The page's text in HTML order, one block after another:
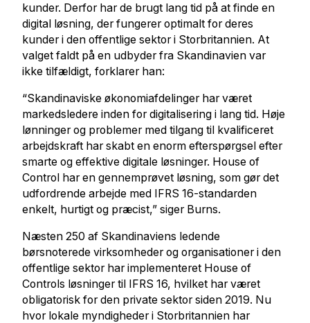
kunder. Derfor har de brugt lang tid på at finde en
digital løsning, der fungerer optimalt for deres
kunder i den offentlige sektor i Storbritannien. At
valget faldt på en udbyder fra Skandinavien var
ikke tilfældigt, forklarer han:
“Skandinaviske økonomiafdelinger har været
markedsledere inden for digitalisering i lang tid. Høje
lønninger og problemer med tilgang til kvalificeret
arbejdskraft har skabt en enorm efterspørgsel efter
smarte og effektive digitale løsninger. House of
Control har en gennemprøvet løsning, som gør det
udfordrende arbejde med IFRS 16-standarden
enkelt, hurtigt og præcist,” siger Burns.
Næsten 250 af Skandinaviens ledende
børsnoterede virksomheder og organisationer i den
offentlige sektor har implementeret House of
Controls løsninger til IFRS 16, hvilket har været
obligatorisk for den private sektor siden 2019. Nu
hvor lokale myndigheder i Storbritannien har